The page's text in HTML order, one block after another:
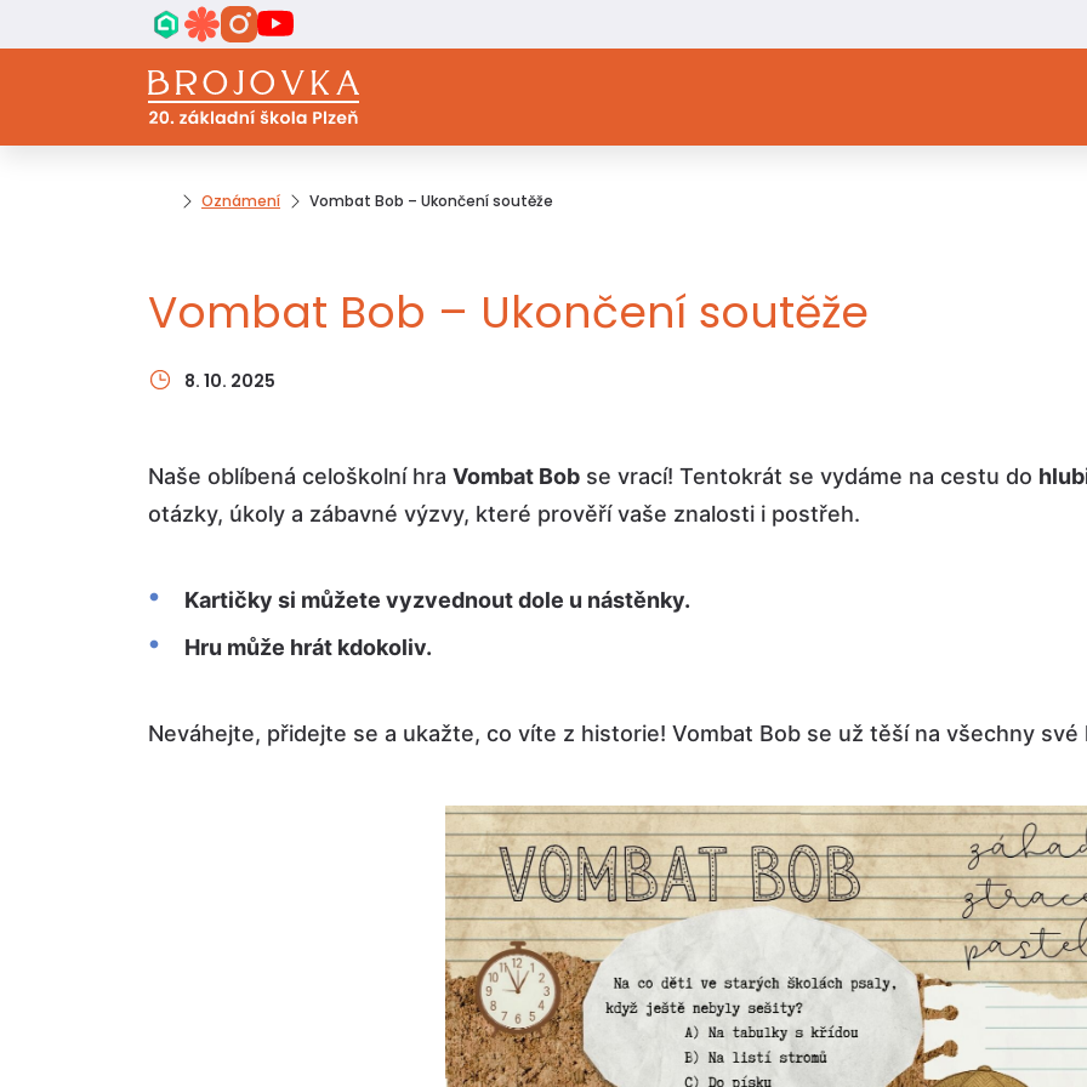
Oznámení Vombat Bob – Ukončení soutěže
Vombat Bob – Ukončení soutěže
8. 10. 2025
Naše oblíbená celoškolní hra Vombat Bob se vrací! Tentokrát se vydáme na cestu do
otázky, úkoly a zábavné výzvy, které prověří vaše znalosti i postřeh.
Kartičky si můžete vyzvednout dole u nástěnky.
Hru může hrát kdokoliv.
Neváhejte, přidejte se a ukažte, co víte z historie! Vombat Bob se už těší na všechny své